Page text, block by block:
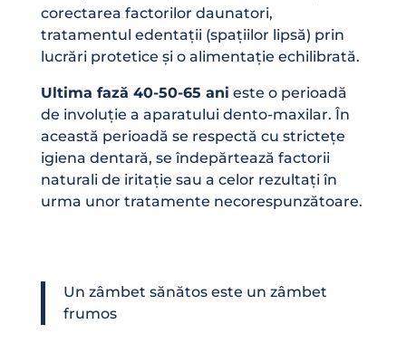
corectarea factorilor daunatori,
tratamentul edentații (spațiilor lipsă) prin
lucrări protetice și o alimentație echilibrată.
Ultima fază 40-50-65 ani este o perioadă
de involuție a aparatului dento-maxilar. În
această perioadă se respectă cu strictețe
igiena dentară, se îndepărtează factorii
naturali de iritație sau a celor rezultați în
urma unor tratamente necorespunzătoare.
Un zâmbet sănătos este un zâmbet
frumos